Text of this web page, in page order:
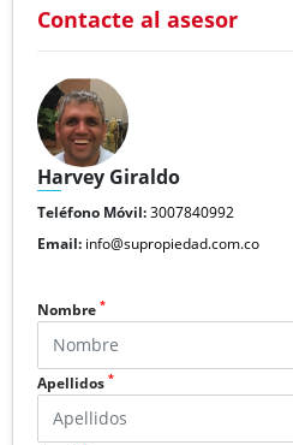
Contacte al asesor
Harvey Giraldo
Teléfono Móvil:3007840992
Email: info@supropiedad.com.co
Nombre *
Apellidos *